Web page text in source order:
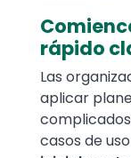
rápido
Las
aplicar
casos de